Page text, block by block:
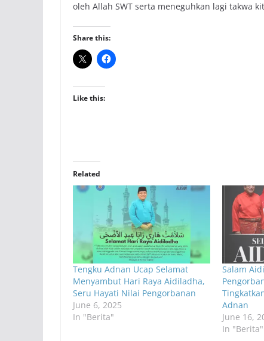
oleh Allah SWT serta meneguhkan lagi takwa
Share this:
Like this:
Related
Tengku Adnan Ucap Selamat
Menyambut Hari Raya Aidiladha,
Seru Hayati Nilai Pengorbanan
June 6, 2025
In "Berita"
Salam
Adnan
June 16,
In "Berita"